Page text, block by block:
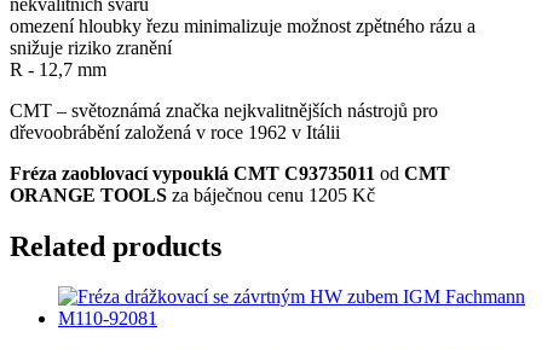
omezení hloubky řezu minimalizuje možnost zpětného rázu a
snižuje riziko zranění
R - 12,7 mm
CMT – světoznámá značka nejkvalitnějších nástrojů pro
dřevoobrábění založená v roce 1962 v Itálii
Fréza zaoblovací vypouklá CMT C93735011 od CMT
ORANGE TOOLS za báječnou cenu 1205 Kč
Related products